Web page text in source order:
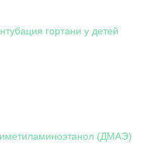
гортани у детей
(ДМАЭ)